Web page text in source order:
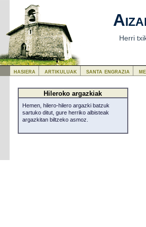
Herri
Hileroko argazkiak
Hemen, hilero-hilero argazki batzuk
sartuko ditut, gure herriko albisteak
argazkitan biltzeko asmoz.
hasiera artikuluak santa engrazia